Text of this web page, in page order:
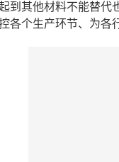
到其他材料不能替
个生产环节、为各